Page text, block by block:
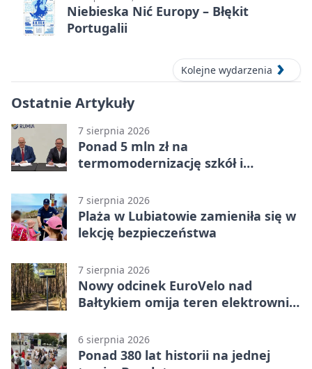
Niebieska Nić Europy – Błękit
Portugalii
Kolejne wydarzenia
Ostatnie Artykuły
7 sierpnia 2026
Ponad 5 mln zł na
termomodernizację szkół i
7 sierpnia 2026
Plaża w Lubiatowie zamieniła się w
lekcję bezpieczeństwa
7 sierpnia 2026
Nowy odcinek EuroVelo nad
Bałtykiem omija teren elektrowni
6 sierpnia 2026
Ponad 380 lat historii na jednej